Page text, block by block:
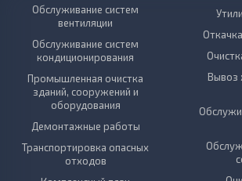
Обслуживание систем
вентиляции
Обслуживание систем
кондиционирования
Промышленная очистка
зданий, сооружений и
оборудования
Демонтажные работы
Транспортировка опасных
отходов
Вывоз